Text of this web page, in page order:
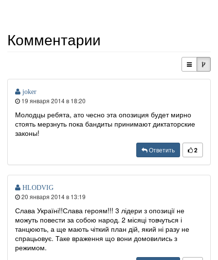
Комментарии
joker
19 января 2014 в 18:20
Молодцы ребята, ато чесно эта опозиция будет мирно
стоять мерзнуть пока бандиты принимают диктаторские
законы!
Ответить 2
HLODVIG
20 января 2014 в 13:19
Слава Україні!!Слава героям!!! 3 лідери з опозиції не
можуть повести за собою народ. 2 місяці товчуться і
танцюють, а ще мають чіткий план дій, який ні разу не
спрацьовує. Таке враження що вони домовились з
режимом.